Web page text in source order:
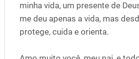
minha vida, um presente de
me deu apenas a vida, mas
protege, cuida e orienta.